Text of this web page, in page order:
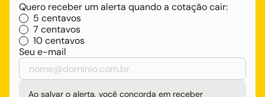
Quero receber um alerta quando a cotação cair:
5 centavos
7 centavos
10 centavos
Seu e-mail
Ao salvar o alerta, você concorda em receber